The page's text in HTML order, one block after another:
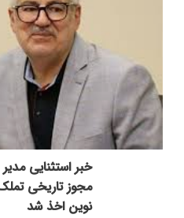
خبر استثنایی
نوین اخذ شد